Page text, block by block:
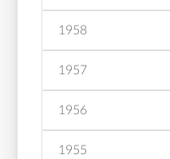
1958
1957
1956
1955